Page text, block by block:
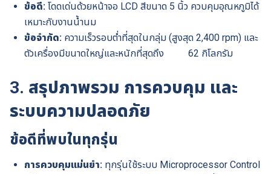
ข้อดี: โดดเด่นด้วยหน้าจอ LCD สีขนาด 5 นิ้ว ควบคุมอุณหภูมิได้
เหมาะกับงานน้ำนม
ข้อจำกัด: ความเร็วรอบต่ำที่สุดในกลุ่ม (สูงสุด 2,400 rpm) และ
ตัวเครื่องมีขนาดใหญ่และหนักที่สุดถึง 62 กิโลกรัม
3. สรุปภาพรวม การควบคุม และ
ระบบความปลอดภัย
ข้อดีที่พบในทุกรุ่น
การควบคุมแม่นยำ: ทุกรุ่นใช้ระบบ Microprocessor Control